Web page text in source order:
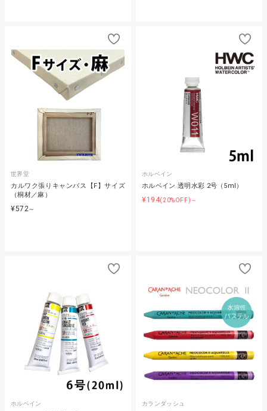
世界堂
カルワク張りキャンバス【F】サイズ
（桐材／麻）
¥572～
ホルベイン
ホルベイン 透明水彩 2号（5ml）
¥194(20%OFF)～
ホルベイン カランダッシュ